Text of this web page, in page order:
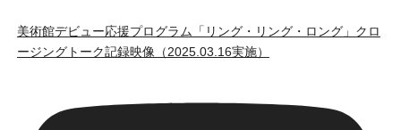
美術館デビュー応援プログラム「リング・リング・ロング」クロ
ージングトーク記録映像（2025.03.16実施）